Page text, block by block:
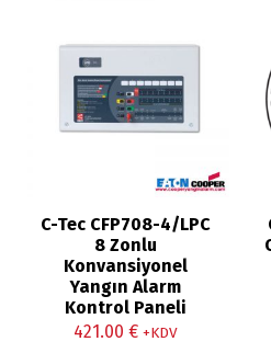
C-Tec CFP708-4/LPC
8 Zonlu
Konvansiyonel
Yangın Alarm
Kontrol Paneli
421.00 € +KDV